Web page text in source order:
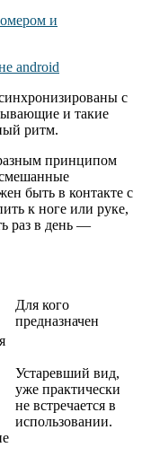
с
и такие
ритм.
принципом
быть в контакте с
к ноге или руке,
раз в день —
Для кого
предназначен
Устаревший вид,
уже практически
не встречается в
использовании.